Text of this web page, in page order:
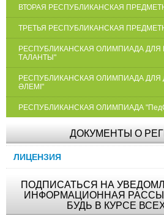
ВТОРАЯ РЕСПУБЛИКАНСКАЯ
ТРЕТЬЯ РЕСПУБЛИКАНСКАЯ
РЕСПУБЛИКАНСКАЯ ОЛИМПИАДА
ТАЛАНТЫ"
РЕСПУБЛИКАНСКАЯ ОЛИМПИАДА ДЛЯ
ӘЛЕМІ"
РЕСПУБЛИКАНСКАЯ ОЛИМПИАДА
ДОКУМЕНТЫ О
ЛИЦЕНЗИЯ
ПОДПИСАТЬСЯ НА
ИНФОРМАЦИОННАЯ
БУДЬ В КУРСЕ